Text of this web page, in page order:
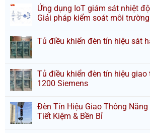
Ứng dụng IoT giám sát nhiệt
Giải pháp kiểm soát môi
Tủ điều khiển đèn tín hiệu sát
Tủ điều khiển đèn tín hiệu giao
1200 Siemens
Đèn Tín Hiệu Giao Thông
Tiết Kiệm & Bền Bỉ